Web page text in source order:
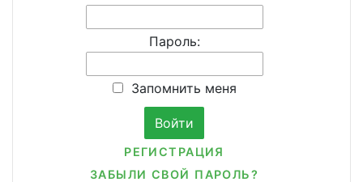
Пароль:
Запомнить меня
РЕГИСТРАЦИЯ
ЗАБЫЛИ СВОЙ ПАРОЛЬ?